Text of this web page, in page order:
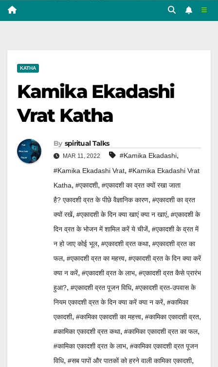
KATHA
Kamika Ekadashi
Vrat Katha
By Spiritual Talks
MAR 11, 2022 #Kamika Ekadashi,
#Kamika Ekadashi Vrat, #Kamika Ekadashi Vrat
Katha, #एकादशी, #एकादशी का व्रत क्यों रखा जाता
है? एकादशी व्रत के पीछे वैज्ञानिक कारण, #एकादशी का व्रत
क्यों रखें, #एकादशी के दिन क्या खाएं क्या न खाएं, #एकादशी के
दिन व्रत के भोजन में शामिल करें ये चीजें, #एकादशी के व्रत में
न हो जाए कोई भूल, #एकादशी व्रत कथा, #एकादशी व्रत का
फल, #एकादशी व्रत का महत्त्व, #एकादशी व्रत के दिन क्या करें
क्या न करें, #एकादशी व्रत के लाभ, #एकादशी व्रत कैसे प्रारंभ
हुआ?, #एकादशी व्रत पूजन विधि, #एकादशी व्रत-उपवास के
नियम एकादशी व्रत के दिन क्या करें क्या न करें, #कामिका
एकादशी, #कामिका एकादशी का महत्त्व, #कामिका एकादशी व्रत,
#कामिका एकादशी व्रत कथा, #कामिका एकादशी व्रत का फल,
#कामिका एकादशी व्रत के लाभ, #कामिका एकादशी व्रत पूजन
विधि, #सब पापों और पातकों को हरने वाली कामिका एकादशी,